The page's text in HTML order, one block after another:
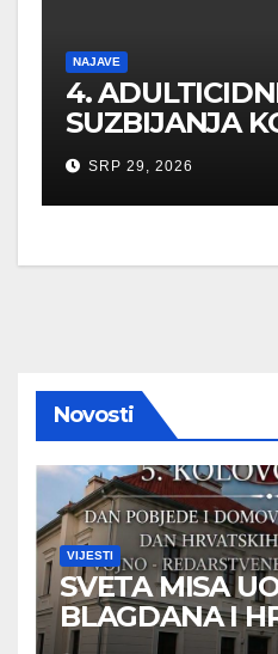
NAJAVE
4.
SUZBIJANJA
SRP 29, 2026
Novosti
VIJESTI
SVETA MISA
BLAGDANA I
PRAZNIKA